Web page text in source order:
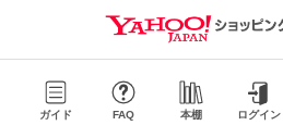
ガイド FAQ 本棚 ログイン